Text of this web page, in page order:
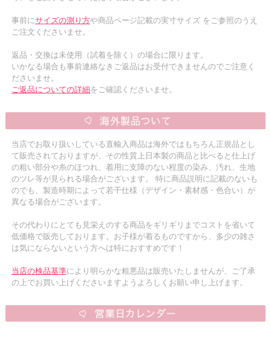
事前にサイズの測り方や商品ページ記載の実寸サイズ をご参照のうえ
ご注文くださいませ。
返品・交換は未使用（試着を除く）の場合に限ります。
いかなる場合も事前連絡なきご返品はお受付できませんのでご注意く
ださいませ。
ご返品についての詳細をご確認くださいませ。
当店でお取り扱いしている直輸入商品は海外ではもちろん正規品とし
て販売されておりますが、その性質上日本製の商品と比べると仕上げ
の粗い部分や糸のほつれ、着用に支障のない程度の染み、汚れ、生地
のツレ等が見られる場合がございます。 特に商品説明に記載のないも
のでも、製造時期によって若干仕様（デザイン・素材感・色合い）が
異なる場合がございます。
その代わりにとても見栄えのする商品をギリギリまでコストを省いて
低価格で販売しております。お子様が着るものですから、多少の雑さ
は気にならないという方へは特におすすめです！
当店の検品基準により明らかな粗悪品は販売いたしませんが、ご了承
の上でお買い上げくださいますようよろしくお願い申し上げます。